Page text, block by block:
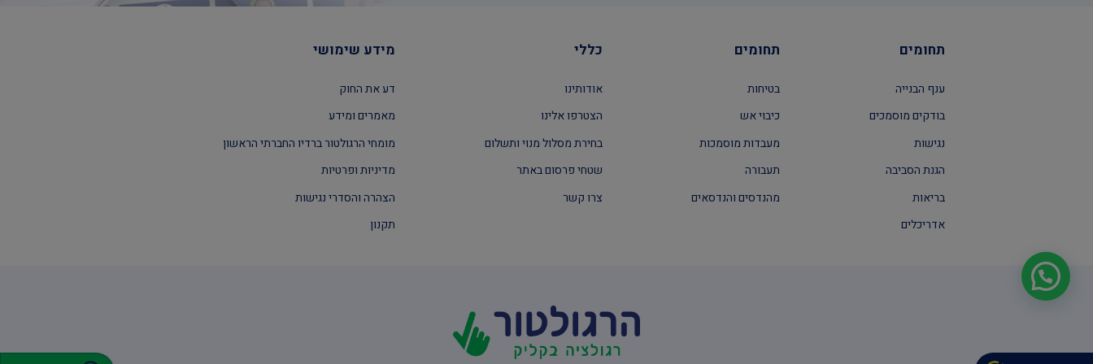
תחומים
ענף הבנייה
בודקים מוסמכים
נגישות
הגנת הסביבה
בריאות
אדריכלים
תחומים
בטיחות
כיבוי אש
מעבדות מוסמכות
תעבורה
מהנדסים והנדסאים
כללי
אודותינו
הצטרפו אלינו
בחירת מסלול מנוי ותשלום
שטחי פרסום באתר
צרו קשר
מידע שימושי
דע את החוק
מאמרים ומידע
מומחי הרגולטור ברדיו החברתי הראשון
מדיניות ופרטיות
הצהרה והסדרי נגישות
תקנון